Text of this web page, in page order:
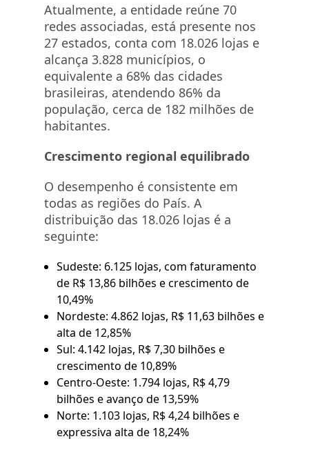
Atualmente, a entidade reúne 70
redes associadas, está presente nos
27 estados, conta com 18.026 lojas e
alcança 3.828 municípios, o
equivalente a 68% das cidades
brasileiras, atendendo 86% da
população, cerca de 182 milhões de
habitantes.
Crescimento regional equilibrado
O desempenho é consistente em
todas as regiões do País. A
distribuição das 18.026 lojas é a
seguinte:
Sudeste: 6.125 lojas, com faturamento
de R$ 13,86 bilhões e crescimento de
10,49%
Nordeste: 4.862 lojas, R$ 11,63 bilhões e
alta de 12,85%
Sul: 4.142 lojas, R$ 7,30 bilhões e
crescimento de 10,89%
Centro-Oeste: 1.794 lojas, R$ 4,79
bilhões e avanço de 13,59%
Norte: 1.103 lojas, R$ 4,24 bilhões e
expressiva alta de 18,24%